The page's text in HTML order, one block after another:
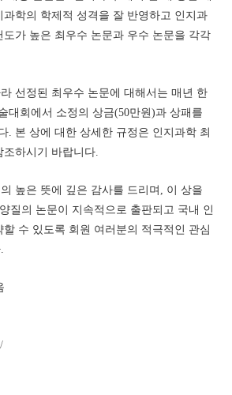
학의 학제적 성격을 잘 반영하고 인지과
도가 높은 최우수 논문과 우수 논문을 각각
선정된 최우수 논문에 대해서는 매년 한
대회에서 소정의 상금(50만원)과 상패를
. 본 상에 대한 상세한 규정은 인지과학 최
하시기 바랍니다.
높은 뜻에 깊은 감사를 드리며, 이 상을
질의 논문이 지속적으로 출판되고 국내 인
수 있도록 회원 여러분의 적극적인 관심